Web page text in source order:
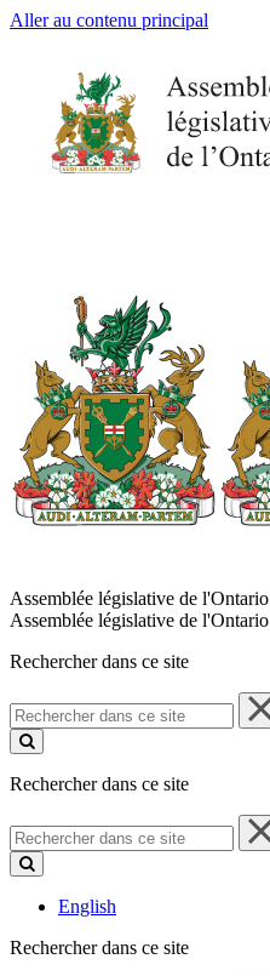
Aller au contenu principal
Assemblée législative de l'Ontario
Assemblée législative de l'Ontario
Rechercher dans ce site
Rechercher
dans
ce
Rechercher dans ce site
Rechercher
dans
ce
English
Rechercher dans ce site